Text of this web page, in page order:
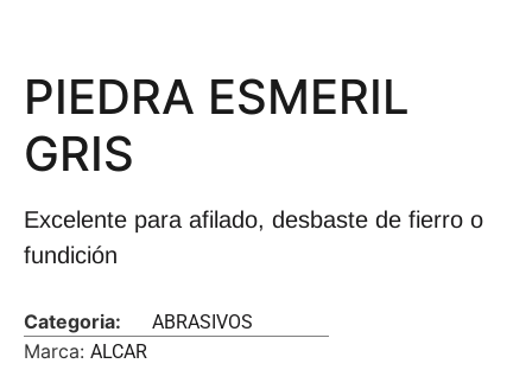
PIEDRA ESMERIL
GRIS
Excelente para afilado, desbaste de fierro o
fundición
Categoria: ABRASIVOS
Marca: ALCAR